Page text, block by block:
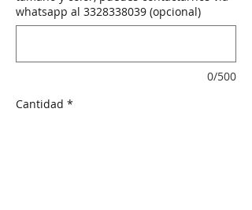
whatsapp al 3328338039 (opcional)
0/500
Cantidad *